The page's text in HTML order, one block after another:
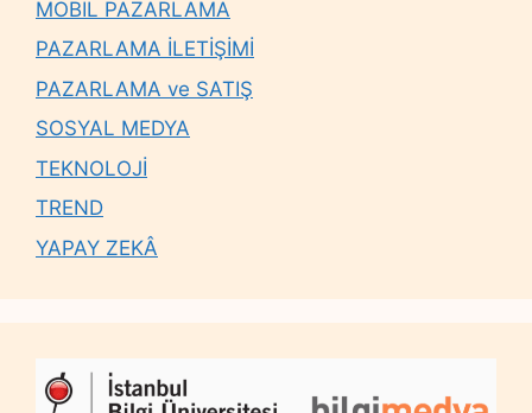
MOBİL PAZARLAMA
PAZARLAMA İLETİŞİMİ
PAZARLAMA ve SATIŞ
SOSYAL MEDYA
TEKNOLOJİ
TREND
YAPAY ZEKÂ